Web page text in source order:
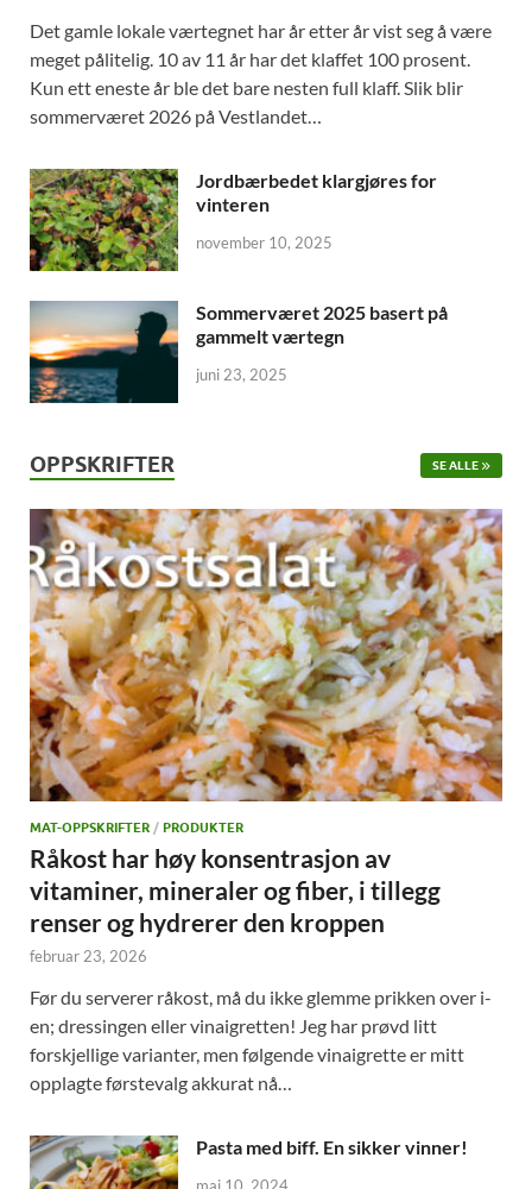
Det gamle lokale værtegnet har år etter år vist seg å være
meget pålitelig. 10 av 11 år har det klaffet 100 prosent.
Kun ett eneste år ble det bare nesten full klaff. Slik blir
sommerværet 2026 på Vestlandet…
Jordbærbedet klargjøres for
vinteren
november 10, 2025
Sommerværet 2025 basert på
gammelt værtegn
juni 23, 2025
OPPSKRIFTER SE ALLE
MAT-OPPSKRIFTER / PRODUKTER
Råkost har høy konsentrasjon av
vitaminer, mineraler og fiber, i tillegg
renser og hydrerer den kroppen
februar 23, 2026
Før du serverer råkost, må du ikke glemme prikken over i-
en; dressingen eller vinaigretten! Jeg har prøvd litt
forskjellige varianter, men følgende vinaigrette er mitt
opplagte førstevalg akkurat nå…
Pasta med biff. En sikker vinner!
mai 10, 2024